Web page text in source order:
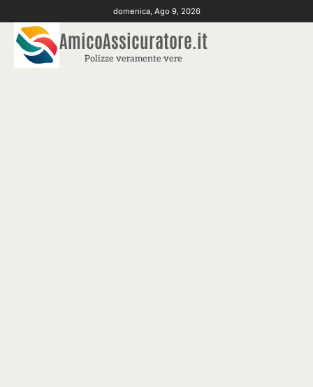
to
content
domenica, Ago 9, 2026
AmicoAssicuratore.it
Polizze veramente vere